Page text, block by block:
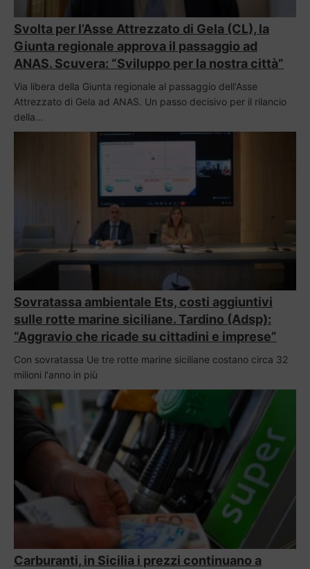
Svolta per l’Asse Attrezzato di Gela (CL), la
Giunta regionale approva il passaggio ad
ANAS. Scuvera: “Sviluppo per la nostra città”
Via libera della Giunta regionale al passaggio dell'Asse
Attrezzato di Gela ad ANAS. Un passo decisivo per il rilancio
della…
Sovratassa ambientale Ets, costi aggiuntivi
sulle rotte marine siciliane. Tardino (Adsp):
“Aggravio che ricade su cittadini e imprese”
Con sovratassa Ue tre rotte marine siciliane costano circa 32
milioni l'anno in più
Carburanti, in Sicilia i prezzi continuano a